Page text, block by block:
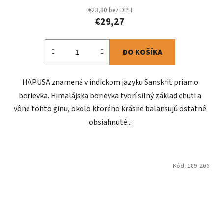
€23,80 bez DPH
€29,27
DO KOŠÍKA
HAPUSA znamená v indickom jazyku Sanskrit priamo
borievka. Himalájska borievka tvorí silný základ chuti a
vône tohto ginu, okolo ktorého krásne balansujú ostatné
obsiahnuté...
Kód: 189-206